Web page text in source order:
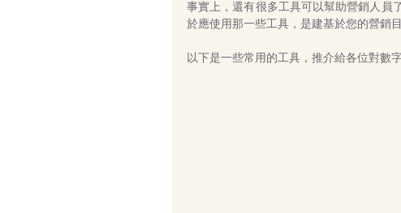
事實上，還有很多工具可以幫助營銷人員
於應使用那一些工具，是建基於您的營銷目
以下是一些常用的工具，推介給各位對數